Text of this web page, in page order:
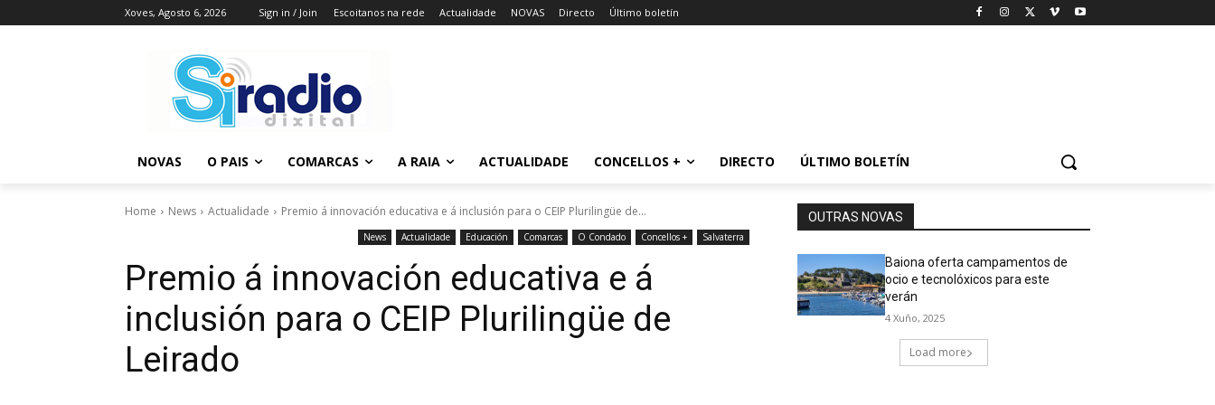
Xoves, Agosto 6, 2026 Sign in / Join Escoitanos na rede Actualidade NOVAS Directo Último boletín
NOVAS O PAIS COMARCAS A RAIA ACTUALIDADE CONCELLOS + DIRECTO ÚLTIMO BOLETÍN
Home News Actualidade Premio á innovación educativa e á inclusión para o CEIP Plurilingüe de...
News Actualidade Educación Comarcas O Condado Concellos + Salvaterra
Premio á innovación educativa e á
inclusión para o CEIP Plurilingüe de
Leirado
OUTRAS NOVAS
Baiona oferta campamentos de
ocio e tecnolóxicos para este
verán
4 Xuño, 2025
Load more